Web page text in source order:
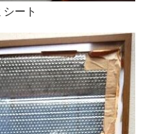
ート